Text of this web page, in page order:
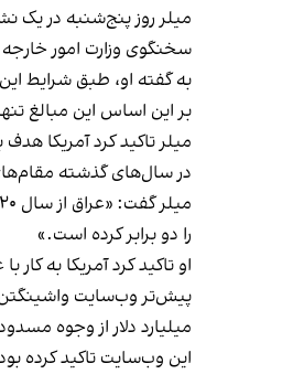
میلرروز پنج‌شنبه در یک
سخنگوی وزارت امور
به گفته او، طبق شرایط
بر این اساس این مبالغ
میلر تاکید کرد آمریکا
در سال‌های گذشته مقام‌های
را دو برابر کرده است.»
او تاکید کرد آمریکا به
پیش‌تر وب‌سایت
میلیارد دلار از وجوه
این وب‌سایت تاکید کرده بود ابلاغیه